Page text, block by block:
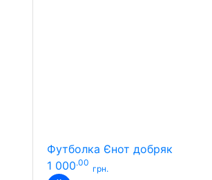
Футболка Єнот добряк
1 000.00
грн.